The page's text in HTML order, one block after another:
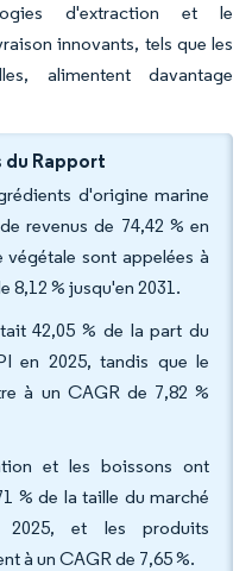
d'extraction et le
innovants, tels que les
alimentent davantage
Rapport
d'origine marine
revenus de 74,42 % en
sont appelées à
8,12 % jusqu'en 2031.
42,05 % de la part du
en 2025, tandis que le
à un CAGR de 7,82 %
et les boissons ont
% de la taille du marché
2025, et les produits
à un CAGR de 7,65 %.